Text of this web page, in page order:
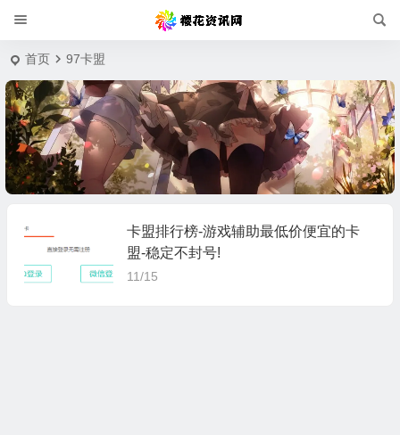
首页 97卡盟
卡盟排行榜-游戏辅助最低价便宜的卡
盟-稳定不封号!
11/15